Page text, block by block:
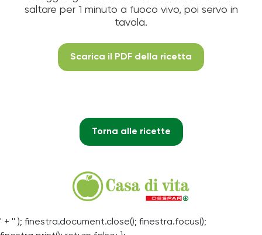
saltare per 1 minuto a fuoco vivo, poi servo in
tavola.
Scarica il PDF della ricetta
Torna alle ricette
' + '' ); finestra.document.close(); finestra.focus();